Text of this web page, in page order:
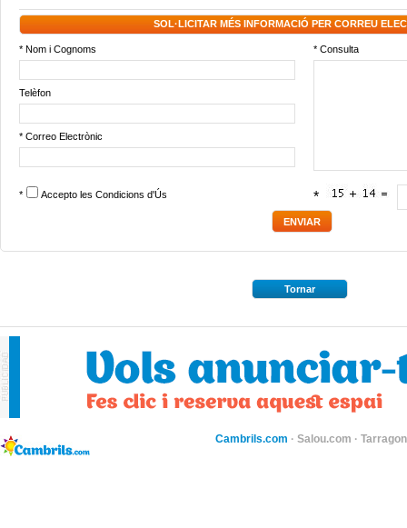
SOL·LICITAR MÉS INFORMACIÓ PER CORREU
* Nom i Cognoms * Consulta
Telèfon
* Correo Electrònic
* Accepto les Condicions d'Ús *
Tornar
Cambrils.com · Salou.com ·